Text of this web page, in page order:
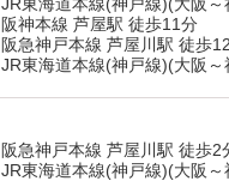
阪神本線 芦屋駅 徒歩11分
阪急神戸本線 芦屋川駅 徒歩
JR東海道本線(神戸線)(大阪
阪急神戸本線 芦屋川駅 徒歩2
JR東海道本線(神戸線)(大阪